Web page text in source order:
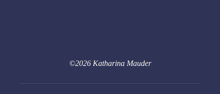
©2026 Katharina Mauder